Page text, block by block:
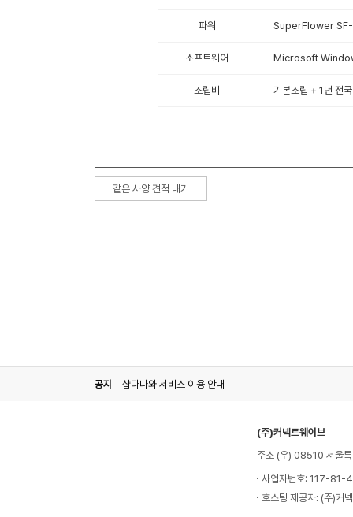
파워 SuperFlower SF-
소프트웨어 Microsoft
조립비 기본조립 + 1년 전
같은 사양 견적 내기
공지 샵다나와 서비스 이용 안내
(주)커넥트웨이브
주소 (우) 08510 서울
사업자번호: 117-81-
호스팅 제공자: (주)커